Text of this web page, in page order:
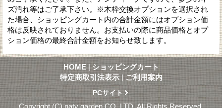
ズ汚れ等はご了承下さい。※木枠交換オプションを選択され
た場合、ショッピングカート内の合計金額にはオプション価
格は反映されておりません。お支払いの際に商品価格とオプ
ション価格の最終合計金額をお知らせ致します。
HOME | ショッピングカート
特定商取引法表示 | ご利用案内
PCサイト
Copyright (C) naty garden CO. LTD. All Rights Reserved.